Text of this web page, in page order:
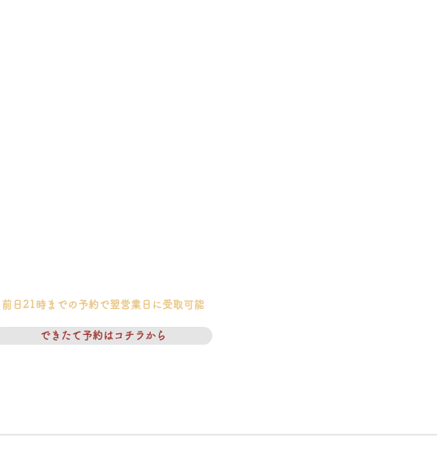
前日21時までの予約で翌営業日に受取可能
できたて予約はコチラから